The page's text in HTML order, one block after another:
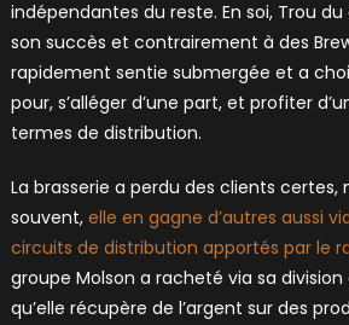
indépendantes du reste. En soi, Trou
son succès et contrairement à des
rapidement sentie submergée et a
pour, s’alléger d’une part, et profiter
termes de distribution.
La brasserie a perdu des clients
souvent, elle en gagne d’autres aussi
circuits de distribution apportés par le
groupe Molson a racheté via sa
qu’elle récupère de l’argent sur des